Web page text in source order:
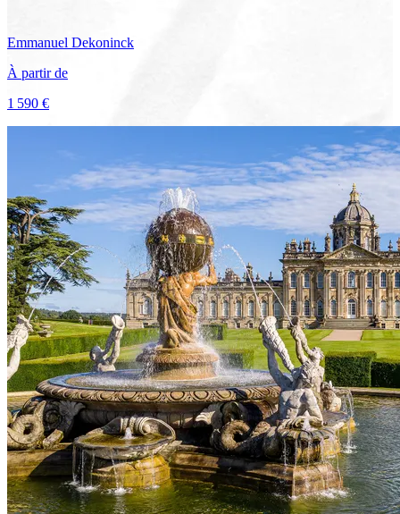
Emmanuel Dekoninck
À partir de
1 590 €